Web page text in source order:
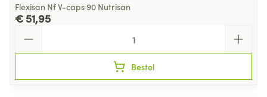
Flexisan Nf V-caps 90 Nutrisan
€ 51,95
Bestel